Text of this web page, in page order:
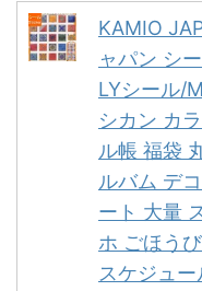
KAMIO
ャパン シ
LYシール/
シカン カ
ル帳 福袋
ルバム デ
ート 大量
ホ ごほう
スケジュー